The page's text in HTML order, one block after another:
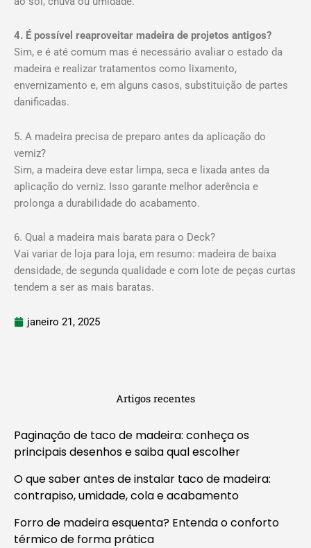
4. É possível reaproveitar madeira de projetos antigos?
Sim, e é até comum mas é necessário avaliar o estado da
madeira e realizar tratamentos como lixamento,
envernizamento e, em alguns casos, substituição de partes
danificadas.
5. A madeira precisa de preparo antes da aplicação do
verniz?
Sim, a madeira deve estar limpa, seca e lixada antes da
aplicação do verniz. Isso garante melhor aderência e
prolonga a durabilidade do acabamento.
6. Qual a madeira mais barata para o Deck?
Vai variar de loja para loja, em resumo: madeira de baixa
densidade, de segunda qualidade e com lote de peças curtas
tendem a ser as mais baratas.
janeiro 21, 2025
Artigos recentes
Paginação de taco de madeira: conheça os
principais desenhos e saiba qual escolher
O que saber antes de instalar taco de madeira:
contrapiso, umidade, cola e acabamento
Forro de madeira esquenta? Entenda o conforto
térmico de forma prática